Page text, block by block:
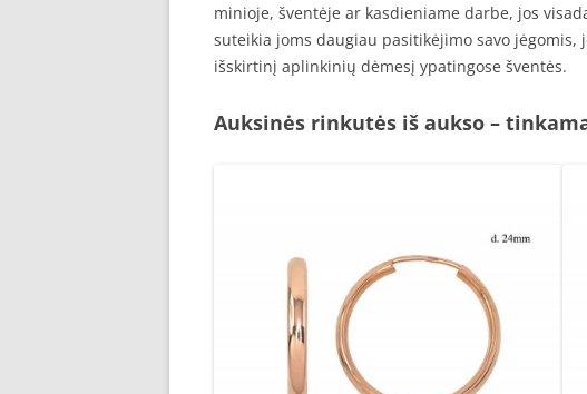
minioje, šventėje ar kasdieniame darbe, jos
suteikia joms daugiau pasitikėjimo savo
išskirtinį aplinkinių dėmesį ypatingose šventės.
Auksinės rinkutės iš aukso –